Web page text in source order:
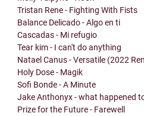
Tristan Rene - Fighting With Fists
Balance Delicado - Algo en ti
Cascadas - Mi refugio
Tear kim - I can't do anything
Natael Canus - Versatile (2022
Holy Dose - Magik
Sofi Bonde - A Minute
Jake Anthonyx - what happened
Prize for the Future - Farewell